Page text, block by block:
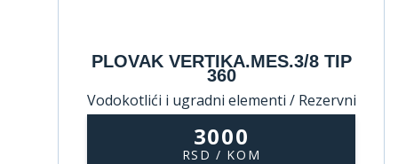
PLOVAK VERTIKA.MES.3/8 TIP
360
Vodokotlići i ugradni elementi / Rezervni
3000
RSD / KOM